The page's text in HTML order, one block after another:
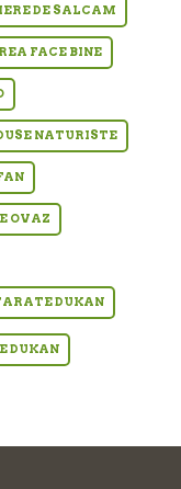
DE SALCAM
FACE BINE
NATURISTE
OVAZ
DUKAN
DUKAN